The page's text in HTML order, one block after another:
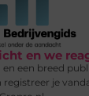
en we
een breed
registreer je